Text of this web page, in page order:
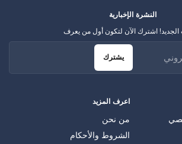
اعرف المزيد
من نحن
الشروط والأحكام
النشرة الإخبارية
الجديد! اشترك الآن لتكون أول من يعرف
يشترك